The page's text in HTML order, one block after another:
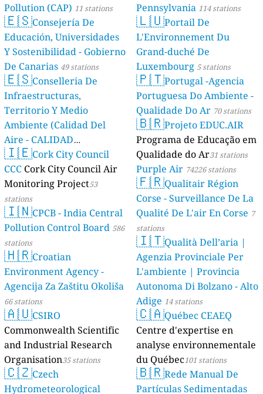
Pollution (CAP) 11 stations
🇪🇸Consejería De
Educación, Universidades
Y Sostenibilidad - Gobierno
De Canarias 49 stations
🇪🇸Conselleria De
Infraestructuras,
Territorio Y Medio
Ambiente (Calidad Del
Aire - CALIDAD
AMBIENTAL) 23 stations
🇮🇪Cork City Council
CCC Cork City Council Air
Monitoring Project53
stations
🇮🇳CPCB - India Central
Pollution Control Board 586
stations
🇭🇷Croatian
Environment Agency -
Agencija Za Zaštitu Okoliša
66 stations
🇦🇺CSIRO
Commonwealth Scientific
and Industrial Research
Organisation35 stations
🇨🇿Czech
Hydrometeorological
Pennsylvania 114 stations
🇱🇺Portail De
L'Environnement Du
Grand-duché De
Luxembourg 5 stations
🇵🇹Portugal -Agencia
Portuguesa Do Ambiente -
Qualidade Do Ar 70 stations
🇧🇷Projeto EDUC.AIR
Programa de Educação em
Qualidade do Ar31 stations
Purple Air 74226 stations
🇫🇷Qualitair Région
Corse - Surveillance De La
Qualité De L'air En Corse 7
stations
🇮🇹Qualità Dell’aria |
Agenzia Provinciale Per
L'ambiente | Provincia
Autonoma Di Bolzano - Alto
Adige 14 stations
🇨🇦Québec CEAEQ
Centre d'expertise en
analyse environnementale
du Québec101 stations
🇧🇷Rede Manual De
Partículas Sedimentadas